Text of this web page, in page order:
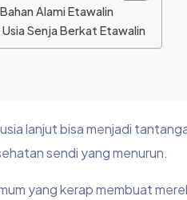
Alami Etawalin
Senja Berkat Etawalin
lanjut bisa menjadi
sendi yang menurun.
yang kerap membuat